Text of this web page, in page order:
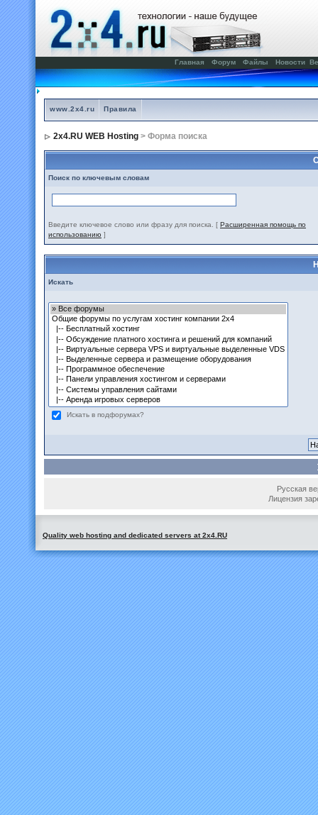
Главная Форум Файлы Новости
www.2x4.ru Правила
2x4.RU WEB Hosting > Форма поиска
Поиск по ключевым словам
Введите ключевое слово или фразу для поиска. [ Расширенная помощь по
использованию ]
Искать
Искать в подфорумах?
Русская
Лицензия
Quality web hosting and dedicated servers at 2x4.RU